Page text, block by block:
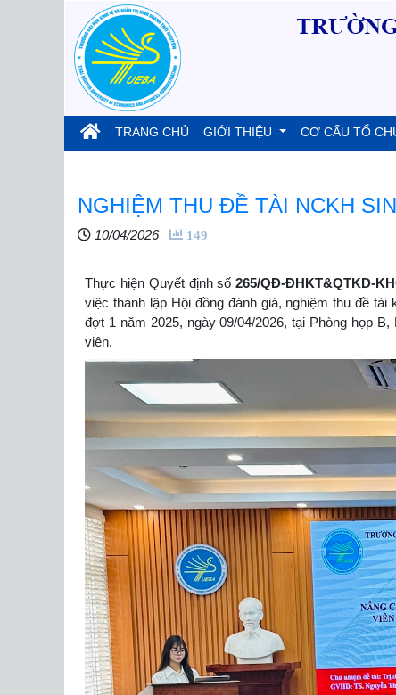
TRANG CHỦ (current)
GIỚI THIỆU CƠ CẤU TỔ
NGHIỆM THU ĐỀ TÀI NCKH
10/04/2026 149
Thực hiện Quyết định số265/QĐ-ĐHKT&QTKD-
việc thành lập Hội đồng đánh giá, nghiệm thu đề
đợt 1 năm 2025, ngày 09/04/2026, tại Phòng họp
viên.